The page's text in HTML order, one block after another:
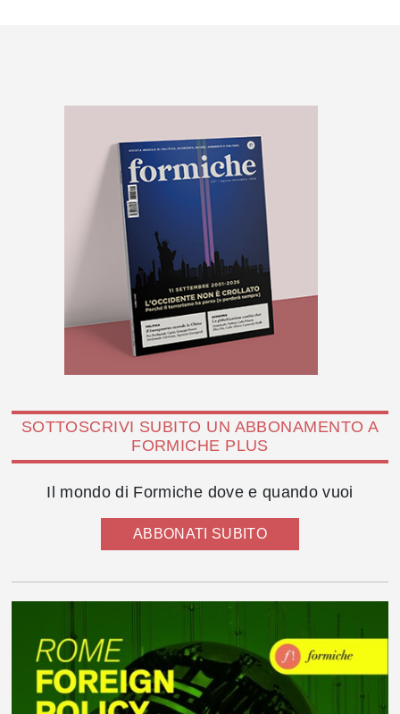
SOTTOSCRIVI SUBITO UN ABBONAMENTO A
FORMICHE PLUS
Il mondo di Formiche dove e quando vuoi
ABBONATI SUBITO